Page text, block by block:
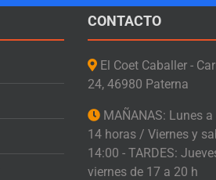
CONTACTO
El Coet Caballer -
24, 46980 Paterna
MAÑANAS: Lunes a
14 horas / Viernes y
14:00 - TARDES:
viernes de 17 a 20 h